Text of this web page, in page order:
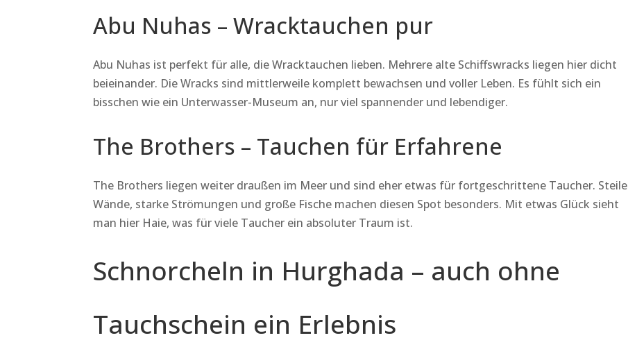
Abu Nuhas – Wracktauchen pur
Abu Nuhas ist perfekt für alle, die Wracktauchen lieben. Mehrere alte Schiffswracks liegen hier dicht
beieinander. Die Wracks sind mittlerweile komplett bewachsen und voller Leben. Es fühlt sich ein
bisschen wie ein Unterwasser-Museum an, nur viel spannender und lebendiger.
The Brothers – Tauchen für Erfahrene
The Brothers liegen weiter draußen im Meer und sind eher etwas für fortgeschrittene Taucher. Steile
Wände, starke Strömungen und große Fische machen diesen Spot besonders. Mit etwas Glück sieht
man hier Haie, was für viele Taucher ein absoluter Traum ist.
Schnorcheln in Hurghada – auch ohne
Tauchschein ein Erlebnis